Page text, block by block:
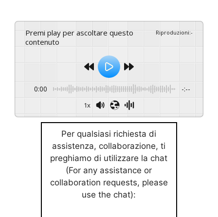
Premi play per ascoltare questo
contenuto
Riproduzioni:-
0:00 -:--
1x
Per qualsiasi richiesta di
assistenza, collaborazione, ti
preghiamo di utilizzare la chat
(For any assistance or
collaboration requests, please
use the chat):